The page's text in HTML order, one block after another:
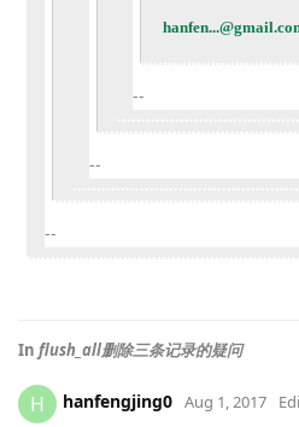
--
--
--
In flush_all删除三条记录的疑问
H hanfengjing0 Aug 1, 2017